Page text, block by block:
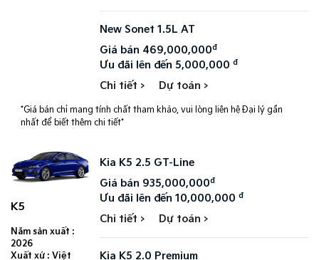
New Sonet 1.5L AT
Giá bán 469,000,000đ
Ưu đãi lên đến 5,000,000đ
Chi tiết > Dự toán >
*Giá bán chỉ mang tính chất tham khảo, vui lòng liên hệ Đại lý gần
nhất để biết thêm chi tiết*
K5
Năm sản xuất :
2026
Xuất xứ : Việt
Kia K5 2.5 GT-Line
Giá bán 935,000,000đ
Ưu đãi lên đến 10,000,000đ
Chi tiết > Dự toán >
Kia K5 2.0 Premium